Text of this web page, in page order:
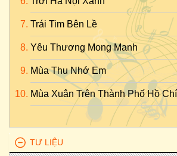
Trái Tim Bên Lề
Yêu Thương Mong Manh
Mùa Thu Nhớ Em
Mùa Xuân Trên Thành Phố Hồ
TƯ LIỆU